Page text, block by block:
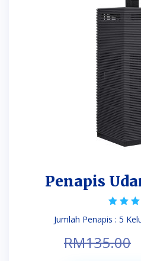
Penapis
5.00
Jumlah Penapis : 5
RM135.00